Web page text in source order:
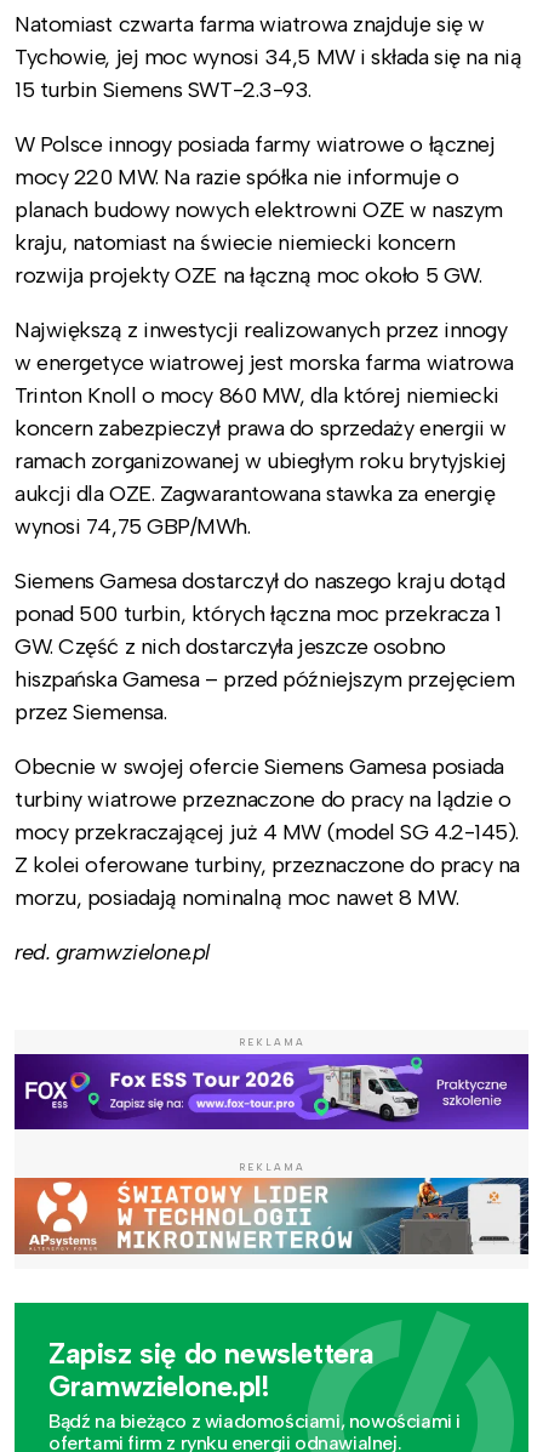
Natomiast czwarta farma wiatrowa znajduje się w
Tychowie, jej moc wynosi 34,5 MW i składa się na nią
15 turbin Siemens SWT-2.3-93.
W Polsce innogy posiada farmy wiatrowe o łącznej
mocy 220 MW. Na razie spółka nie informuje o
planach budowy nowych elektrowni OZE w naszym
kraju, natomiast na świecie niemiecki koncern
rozwija projekty OZE na łączną moc około 5 GW.
Największą z inwestycji realizowanych przez innogy
w energetyce wiatrowej jest morska farma wiatrowa
Trinton Knoll o mocy 860 MW, dla której niemiecki
koncern zabezpieczył prawa do sprzedaży energii w
ramach zorganizowanej w ubiegłym roku brytyjskiej
aukcji dla OZE. Zagwarantowana stawka za energię
wynosi 74,75 GBP/MWh.
Siemens Gamesa dostarczył do naszego kraju dotąd
ponad 500 turbin, których łączna moc przekracza 1
GW. Część z nich dostarczyła jeszcze osobno
hiszpańska Gamesa – przed późniejszym przejęciem
przez Siemensa.
Obecnie w swojej ofercie Siemens Gamesa posiada
turbiny wiatrowe przeznaczone do pracy na lądzie o
mocy przekraczającej już 4 MW (model SG 4.2-145).
Z kolei oferowane turbiny, przeznaczone do pracy na
morzu, posiadają nominalną moc nawet 8 MW.
red. gramwzielone.pl
REKLAMA
REKLAMA
Zapisz się do newslettera
Gramwzielone.pl!
Bądź na bieżąco z wiadomościami, nowościami i
ofertami firm z rynku energii odnawialnej.